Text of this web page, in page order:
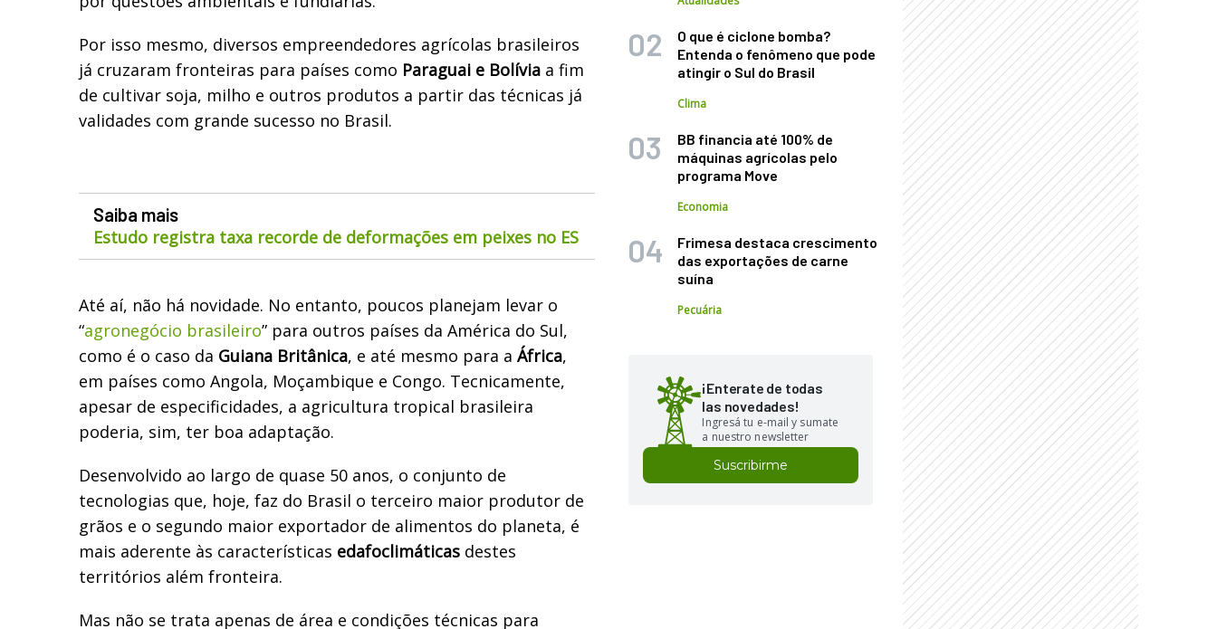
Por isso mesmo, diversos empreendedores agrícolas brasileiros
já cruzaram fronteiras para países como Paraguai e Bolívia a fim
de cultivar soja, milho e outros produtos a partir das técnicas já
validades com grande sucesso no Brasil.
Saiba mais
Estudo registra taxa recorde de deformações em peixes no ES
Até aí, não há novidade. No entanto, poucos planejam levar o
“agronegócio brasileiro” para outros países da América do Sul,
como é o caso da Guiana Britânica, e até mesmo para a África,
em países como Angola, Moçambique e Congo. Tecnicamente,
apesar de especificidades, a agricultura tropical brasileira
poderia, sim, ter boa adaptação.
Desenvolvido ao largo de quase 50 anos, o conjunto de
tecnologias que, hoje, faz do Brasil o terceiro maior produtor de
grãos e o segundo maior exportador de alimentos do planeta, é
mais aderente às características edafoclimáticas destes
territórios além fronteira.
Mas não se trata apenas de área e condições técnicas para
O que é ciclone bomba?
Entenda o fenômeno que pode
atingir o Sul do Brasil
Clima
BB financia até 100% de
máquinas agrícolas pelo
programa Move
Economia
Frimesa destaca crescimento
das exportações de carne
suína
Pecuária
¡Enterate de todas
las novedades!
Ingresá tu e-mail y sumate
a nuestro newsletter
Suscribirme